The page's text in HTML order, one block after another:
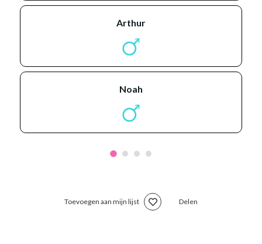
arthur
noah
Toevoegen aan mijn lijst Delen